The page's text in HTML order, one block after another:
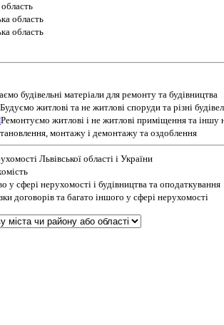
область
область
будівельні матеріали для ремонту та будівництва
Будуємо житлові та не житлові споруди та різні
Ремонтуємо житлові і не житлові приміщення та іншу
монтажу і демонтажу та оздоблення
Львівської області і України
у сфері нерухомості і будівництва та оподаткування
договорів та багато іншого у сфері нерухомості